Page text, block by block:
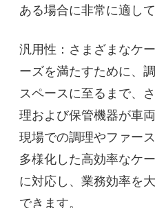
ある場合に非常に適して
汎用性：さまざまなケ
ーズを満たすために、
スペースに至るまで、
理および保管機器が車
現場での調理やファー
多様化した高効率なケ
に対応し、業務効率を
できます。